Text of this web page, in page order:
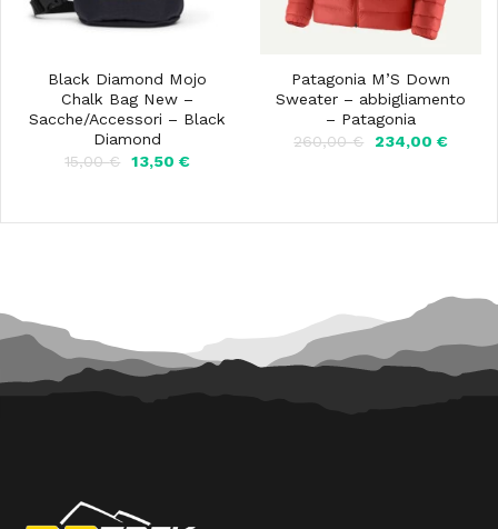
Black Diamond Mojo
Chalk Bag New –
Sacche/Accessori – Black
Diamond
15,00€
Il
15,00 €.
13,50 €Il
13,50 €.
Patagonia M’S Down
Sweater – abbigliamento
– Patagonia
260,00€
Il
234,00 €Il